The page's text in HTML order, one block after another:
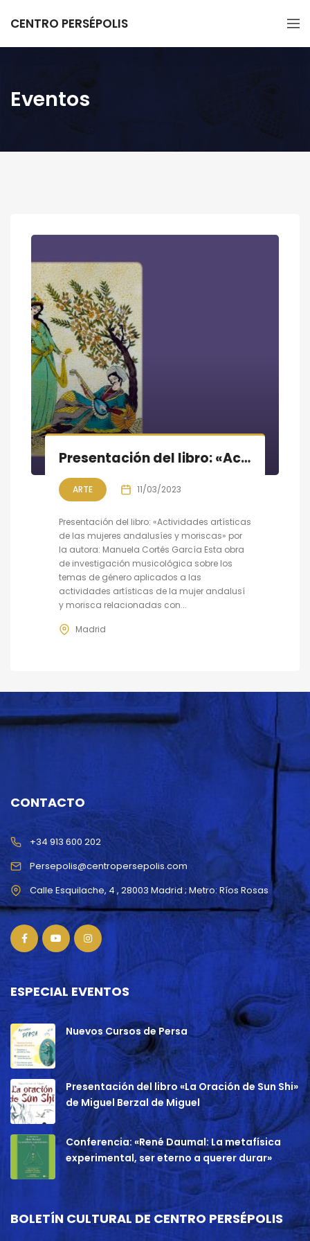
CENTRO PERSÉPOLIS
Eventos
Presentación del libro: «Actividades artísticas de las mujeres andalusíes y moriscas»
ARTE 11/03/2023
Presentación del libro: «Actividades artísticas
de las mujeres andalusíes y moriscas» por
la autora: Manuela Cortés García Esta obra
de investigación musicológica sobre los
temas de género aplicados a las
actividades artísticas de la mujer andalusí
y morisca relacionadas con...
Madrid
CONTACTO
Persepolis@centropersepolis.com
+34 913 600 202
ESPECIAL EVENTOS
Nuevos Cursos de Persa
Presentación del libro «La Oración de Sun Shi»
de Miguel Berzal de Miguel
Conferencia: «René Daumal: La metafísica
experimental, ser eterno a querer durar»
BOLETÍN CULTURAL DE CENTRO PERSÉPOLIS